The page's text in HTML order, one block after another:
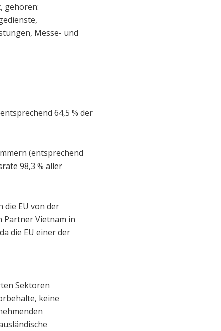
gehören:
Messe- und
64,5 % der
(entsprechend
98,3 % aller
die EU von der
Partner Vietnam in
die EU einer der
Sektoren
keine